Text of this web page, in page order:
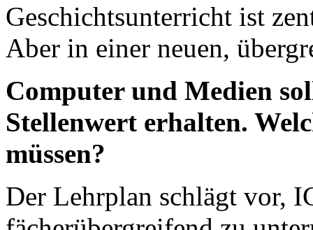
Geschichtsunterricht ist
Aber in einer neuen,
Computer und Medien
Stellenwert erhalten.
müssen?
Der Lehrplan schlägt vor,